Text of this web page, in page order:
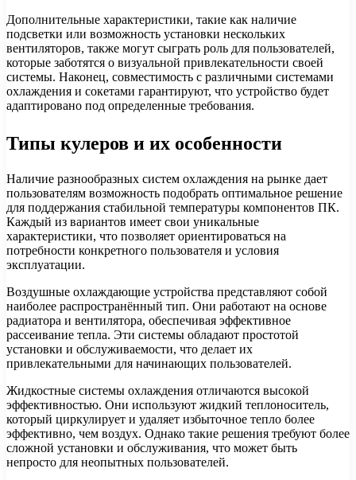
Дополнительные характеристики, такие как наличие
подсветки или возможность установки нескольких
вентиляторов, также могут сыграть роль для пользователей,
которые заботятся о визуальной привлекательности своей
системы. Наконец, совместимость с различными системами
охлаждения и сокетами гарантируют, что устройство будет
адаптировано под определенные требования.
Типы кулеров и их особенности
Наличие разнообразных систем охлаждения на рынке дает
пользователям возможность подобрать оптимальное решение
для поддержания стабильной температуры компонентов ПК.
Каждый из вариантов имеет свои уникальные
характеристики, что позволяет ориентироваться на
потребности конкретного пользователя и условия
эксплуатации.
Воздушные охлаждающие устройства представляют собой
наиболее распространённый тип. Они работают на основе
радиатора и вентилятора, обеспечивая эффективное
рассеивание тепла. Эти системы обладают простотой
установки и обслуживаемости, что делает их
привлекательными для начинающих пользователей.
Жидкостные системы охлаждения отличаются высокой
эффективностью. Они используют жидкий теплоноситель,
который циркулирует и удаляет избыточное тепло более
эффективно, чем воздух. Однако такие решения требуют более
сложной установки и обслуживания, что может быть
непросто для неопытных пользователей.